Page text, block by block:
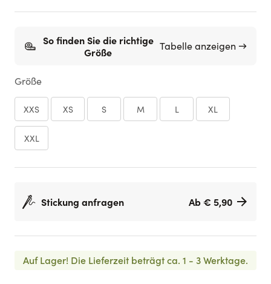
So finden Sie die richtige
Größe
Tabelle anzeigen →
Größe
XXS XS S M L XL
XXL
Stickung anfragen Ab € 5,90
Auf Lager! Die Lieferzeit beträgt ca. 1 - 3 Werktage.